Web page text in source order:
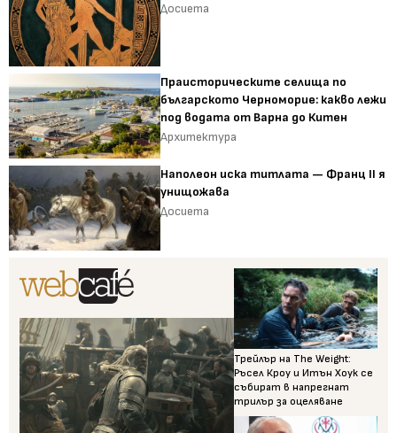
Досиета
Праисторическите селища по
българското Черноморие: какво лежи
под водата от Варна до Китен
Архитектура
Наполеон иска титлата — Франц II я
унищожава
Досиета
Трейлър на The Weight:
Ръсел Кроу и Итън Хоук се
събират в напрегнат
трилър за оцеляване